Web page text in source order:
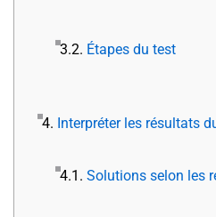
3.2. Étapes du test
4. Interpréter les résultats
4.1. Solutions selon les